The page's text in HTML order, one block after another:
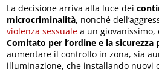
La decisione arriva alla luce dei
microcriminalità, nonché
violenza sessuale a un
Comitato per l’ordine e la sicurezza
aumentare il controllo in zona, sia
illuminazione, che installando nuovi